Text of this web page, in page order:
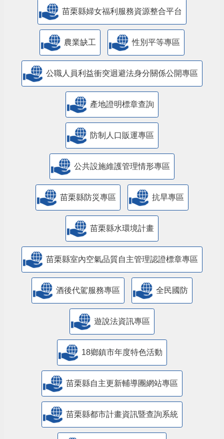
苗栗縣婦女福利服務資源整合平台
農業缺工 性別平等專區
公職人員利益衝突迴避法身分關係公開專區
產地證明標章查詢
防制人口販運專區
​公共設施維護管理情形專區
苗栗縣防災專區 抗旱專區
苗栗縣水環境計畫
苗栗縣室內空氣品質自主管理認證標章專區
酒後代駕服務專區 全民國防
遊說法資訊專區
18鄉鎮市年度特色活動
苗栗縣自主更新輔導團網站專區
苗栗縣都市計畫資訊暨查詢系統